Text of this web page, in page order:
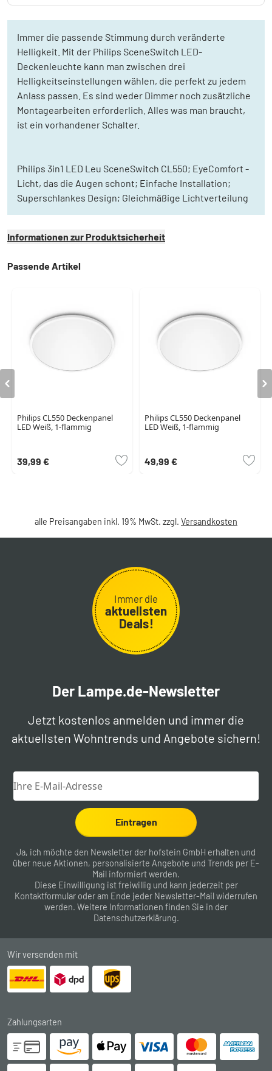
Immer die passende Stimmung durch veränderte
Helligkeit. Mit der Philips SceneSwitch LED-
Deckenleuchte kann man zwischen drei
Helligkeitseinstellungen wählen, die perfekt zu jedem
Anlass passen. Es sind weder Dimmer noch zusätzliche
Montagearbeiten erforderlich. Alles was man braucht,
ist ein vorhandener Schalter.
Philips 3in1 LED Leu SceneSwitch CL550; EyeComfort -
Licht, das die Augen schont; Einfache Installation;
Superschlankes Design; Gleichmäßige Lichtverteilung
Informationen zur Produktsicherheit
Passende Artikel
Philips CL550 Deckenpanel
LED Weiß, 1-flammig
39,99 €
Philips CL550 Deckenpanel
LED Weiß, 1-flammig
49,99 €
alle Preisangaben inkl. 19% MwSt. zzgl. Versandkosten
Immer die
aktuellsten
Deals!
Der Lampe.de-Newsletter
Jetzt kostenlos anmelden und immer die
aktuellsten Wohntrends und Angebote sichern!
Eintragen
Ja, ich möchte den Newsletter der hofstein GmbH erhalten und
über neue Aktionen, personalisierte Angebote und Trends per E-
Mail informiert werden.
Diese Einwilligung ist freiwillig und kann jederzeit per
Kontaktformular oder am Ende jeder Newsletter-Mail widerrufen
werden. Weitere Informationen finden Sie in der
Datenschutzerklärung.
Wir versenden mit
Zahlungsarten